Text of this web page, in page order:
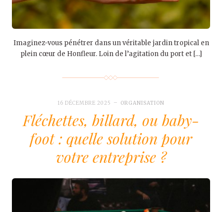
Imaginez-vous pénétrer dans un véritable jardin tropical en
plein cœur de Honfleur. Loin de l’agitation du port et […]
16 DÉCEMBRE 2025 ORGANISATION
Fléchettes, billard, ou baby-
foot : quelle solution pour
votre entreprise ?